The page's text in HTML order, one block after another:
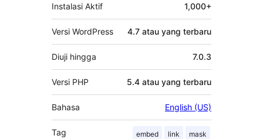
Instalasi Aktif 1,000+
Versi WordPress 4.7 atau yang terbaru
Diuji hingga 7.0.3
Versi PHP 5.4 atau yang terbaru
Bahasa English (US)
Tag embed link mask